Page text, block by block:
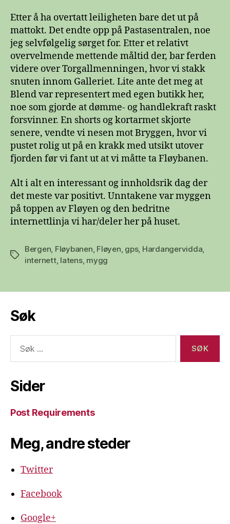
Etter å ha overtatt leiligheten bare det ut på
mattokt. Det endte opp på Pastasentralen, noe
jeg selvfølgelig sørget for. Etter et relativt
overvelmende mettende måltid der, bar ferden
videre over Torgallmenningen, hvor vi stakk
snuten innom Galleriet. Lite ante det meg at
Blend var representert med egen butikk her,
noe som gjorde at dømme- og handlekraft raskt
forsvinner. En shorts og kortarmet skjorte
senere, vendte vi nesen mot Bryggen, hvor vi
pustet rolig ut på en krakk med utsikt utover
fjorden før vi fant ut at vi måtte ta Fløybanen.
Alt i alt en interessant og innholdsrik dag der
det meste var positivt. Unntakene var myggen
på toppen av Fløyen og den bedritne
internettlinja vi har/deler her på huset.
Stikkord
Bergen Fløybanen Fløyen gps, Hardangervidda
internett, latens, mygg
Søk
etter:
Sider
Post Requirements
Meg, andre steder
Twitter
Facebook
Google+